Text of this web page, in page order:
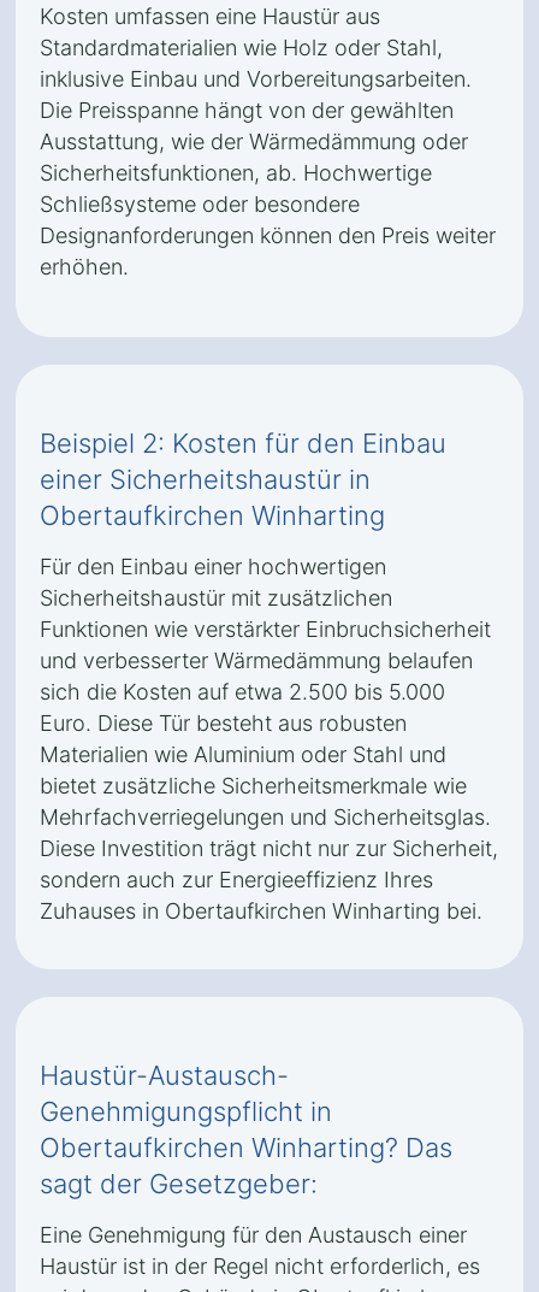
Kosten umfassen eine Haustür aus
Standardmaterialien wie Holz oder Stahl,
inklusive Einbau und Vorbereitungsarbeiten.
Die Preisspanne hängt von der gewählten
Ausstattung, wie der Wärmedämmung oder
Sicherheitsfunktionen, ab. Hochwertige
Schließsysteme oder besondere
Designanforderungen können den Preis weiter
erhöhen.
Beispiel 2: Kosten für den Einbau
einer Sicherheitshaustür in
Obertaufkirchen Winharting
Für den Einbau einer hochwertigen
Sicherheitshaustür mit zusätzlichen
Funktionen wie verstärkter Einbruchsicherheit
und verbesserter Wärmedämmung belaufen
sich die Kosten auf etwa 2.500 bis 5.000
Euro. Diese Tür besteht aus robusten
Materialien wie Aluminium oder Stahl und
bietet zusätzliche Sicherheitsmerkmale wie
Mehrfachverriegelungen und Sicherheitsglas.
Diese Investition trägt nicht nur zur Sicherheit,
sondern auch zur Energieeffizienz Ihres
Zuhauses in Obertaufkirchen Winharting bei.
Haustür-Austausch-
Genehmigungspflicht in
Obertaufkirchen Winharting? Das
sagt der Gesetzgeber:
Eine Genehmigung für den Austausch einer
Haustür ist in der Regel nicht erforderlich, es